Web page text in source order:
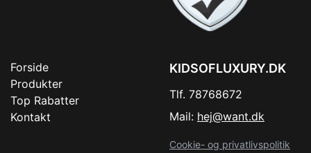
Forside
Produkter
Top Rabatter
Kontakt
KIDSOFLUXURY.DK
Tlf. 78768672
Mail: hej@want.dk
Cookie- og privatlivspolitik